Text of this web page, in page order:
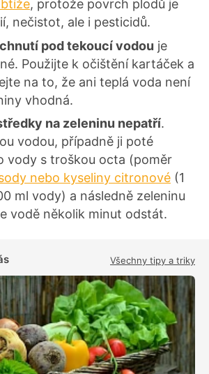
, protože povrch plodů je
nečistot, ale i pesticidů.
pod tekoucí vodou je
Použijte k očištění kartáček a
na to, že ani teplá voda není
vhodná.
na zeleninu nepatří.
vodou, případně ji poté
vody s troškou octa (poměr
nebo kyseliny citronové (1
ml vody) a následně zeleninu
vodě několik minut odstát.
Všechny tipy a triky